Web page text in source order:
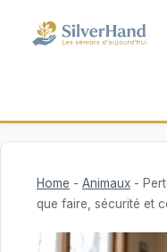
Home - Animaux -
que faire, sécurité et